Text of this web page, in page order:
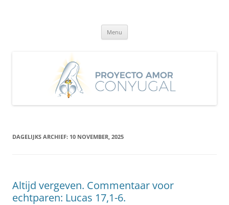
Menu
DAGELIJKS ARCHIEF: 10 NOVEMBER, 2025
Altijd vergeven. Commentaar voor
echtparen: Lucas 17,1-6.